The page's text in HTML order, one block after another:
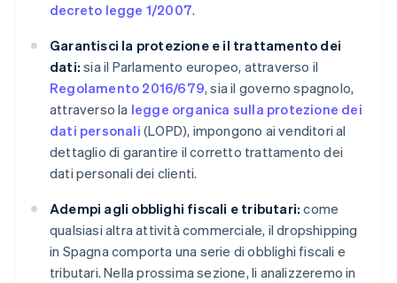
decreto legge 1/2007.
Garantisci la protezione e il trattamento dei
dati: sia il Parlamento europeo, attraverso il
Regolamento 2016/679, sia il governo spagnolo,
attraverso la legge organica sulla protezione dei
dati personali (LOPD), impongono ai venditori al
dettaglio di garantire il corretto trattamento dei
dati personali dei clienti.
Adempi agli obblighi fiscali e tributari: come
qualsiasi altra attività commerciale, il dropshipping
in Spagna comporta una serie di obblighi fiscali e
tributari. Nella prossima sezione, li analizzeremo in